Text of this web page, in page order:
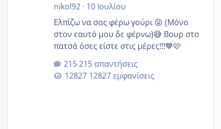
nikol92· 10 Ιουλίου
Ελπίζω να σας φέρω γούρι 😜 (Μόνο
στον εαυτό μου δε φέρνω)😅 Βουρ στο
πατσά όσες είστε στις μέρες!!!💙🩷
215 απαντήσεις
12827 εμφανίσεις